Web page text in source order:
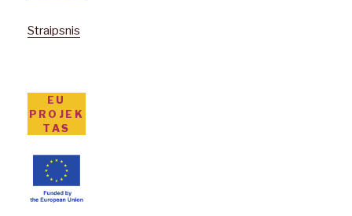
Straipsnis
EU
PROJEK
TAS